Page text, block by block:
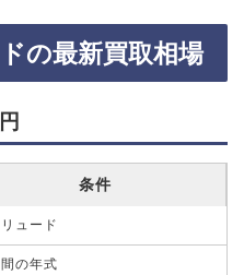
の最新買取相場
条件
ュード
の年式